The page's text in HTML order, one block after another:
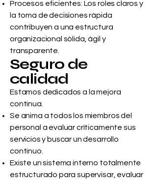
Procesos eficientes: Los roles claros y
la toma de decisiones rápida
contribuyen a una estructura
organizacional sólida, ágil y
transparente.
Seguro de
calidad
Estamos dedicados a la mejora
continua.
Se anima a todos los miembros del
personal a evaluar críticamente sus
servicios y buscar un desarrollo
continuo.
Existe un sistema interno totalmente
estructurado para supervisar, evaluar